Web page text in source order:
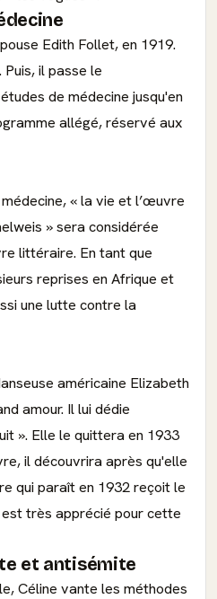
Edith Follet, en 1919.
il passe le
de médecine jusqu'en
allégé, réservé aux
« la vie et l’œuvre
» sera considérée
littéraire. En tant que
reprises en Afrique et
une lutte contre la
américaine Elizabeth
amour. Il lui dédie
». Elle le quittera en 1933
il découvrira après qu'elle
qui paraît en 1932 reçoit le
est très apprécié pour cette
et antisémite
Céline vante les méthodes